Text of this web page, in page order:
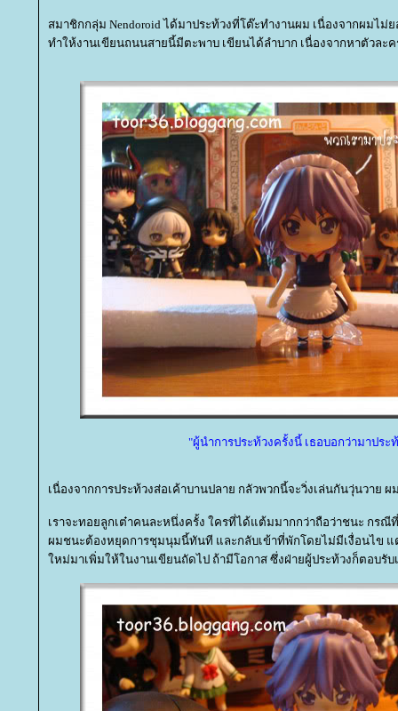
สมาชิกกลุ่ม Nendoroid ได้มาประท้วงที่โต๊ะทำงานผม เนื่องจากผมไ
ทำให้งานเขียนถนนสายนี้มีตะพาบ เขียนได้ลำบาก เนื่องจากหาตัวละ
"ผู้นำการประท้วงครั้งนี้ เธอบอกว่ามาประ
เนื่องจากการประท้วงส่อเค้าบานปลาย กลัวพวกนี้จะวิ่งเล่นกันวุ่นวาย
เราจะทอยลูกเต๋าคนละหนึ่งครั้ง ใครที่ได้แต้มมากกว่าถือว่าชนะ กร
ผมชนะต้องหยุดการชุมนุมนี้ทันที และกลับเข้าที่พักโดยไม่มีเงื่อนไข
หม่มาเพิ่มให้ในงานเขียนถัดไป ถ้ามีโอกาส ซึ่งฝ่ายผู้ประท้วงก็ตอบรับ